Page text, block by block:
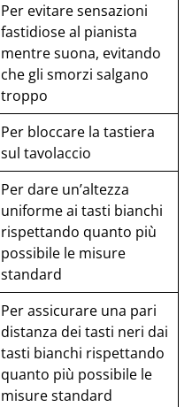
Per evitare sensazioni
fastidiose al pianista
mentre suona, evitando
che gli smorzi salgano
troppo
Per bloccare la tastiera
sul tavolaccio
Per dare un’altezza
uniforme ai tasti bianchi
rispettando quanto più
possibile le misure
standard
Per assicurare una pari
distanza dei tasti neri dai
tasti bianchi rispettando
quanto più possibile le
misure standard